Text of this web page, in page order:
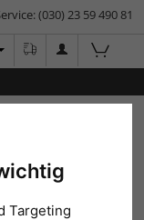
Targeting
(030) 23 59 490 81
mit
die